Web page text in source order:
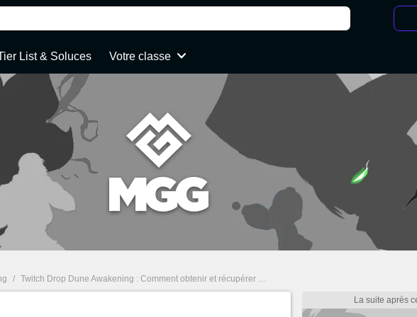
List & Soluces Votre classe
/ Twitch Drop Dune Awakening : Comment obtenir et récupérer toutes les récompenses gratuites ?